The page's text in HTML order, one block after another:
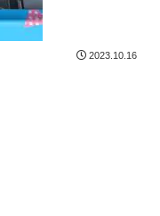
2023.10.16